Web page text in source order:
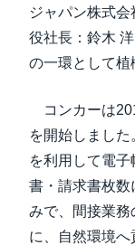
サステナビリティ
働きかた改革
ジャパン株式
役社長：鈴木
の一環として植
コンカーは
を開始しまし
を利用して電
書・請求書枚数
みで、間接業務
に、自然環境へ